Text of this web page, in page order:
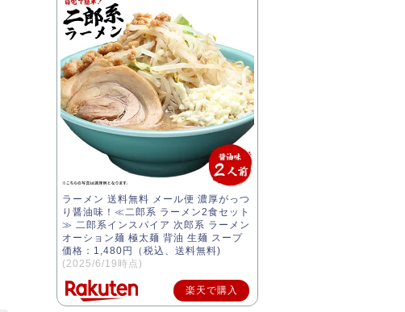
ラーメン 送料無料 メール便 濃厚がっつ
り醤油味！≪二郎系 ラーメン2食セット
≫ 二郎系インスパイア 次郎系 ラーメン
オーション麺 極太麺 背油 生麺 スープ
価格：1,480円（税込、送料無料)
(2025/6/19時点)
楽天で購入